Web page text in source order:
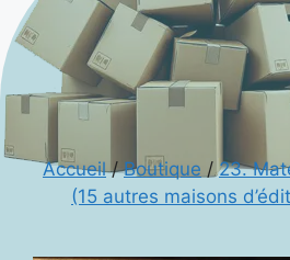
Accueil/Boutique /23.
(15 autres maisons